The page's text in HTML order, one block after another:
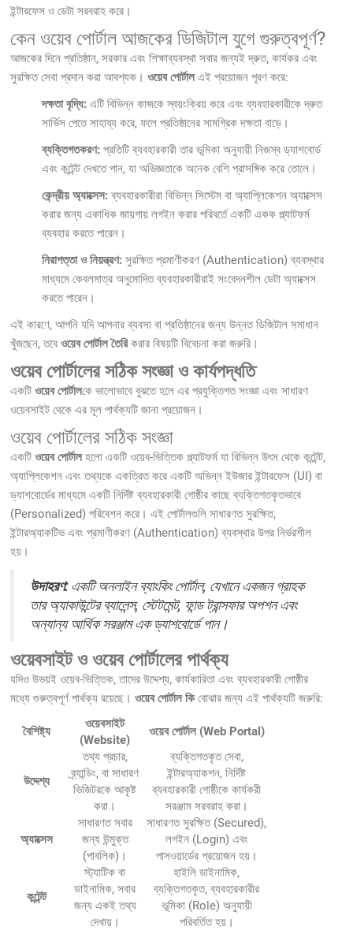
ইন্টারফেস ও ডেটা সরবরাহ করে।
কেন ওয়েব পোর্টাল আজকের ডিজিটাল যুগে গুরুত্বপূর্ণ?
আজকের দিনে প্রতিষ্ঠান, সরকার এবং শিক্ষাব্যবস্থা সবার জন্যই দ্রুত, কার্যকর এবং
সুরক্ষিত সেবা প্রদান করা আবশ্যক।ওয়েব পোর্টালএই প্রয়োজন পূরণ করে:
দক্ষতা বৃদ্ধি: এটি বিভিন্ন কাজকে স্বয়ংক্রিয় করে এবং ব্যবহারকারীকে দ্রুত
সার্ভিস পেতে সাহায্য করে, ফলে প্রতিষ্ঠানের সামগ্রিক দক্ষতা বাড়ে।
ব্যক্তিগতকরণ: প্রতিটি ব্যবহারকারী তার ভূমিকা অনুযায়ী নিজস্ব ড্যাশবোর্ড
এবং কন্টেন্ট দেখতে পান, যা অভিজ্ঞতাকে অনেক বেশি প্রাসঙ্গিক করে তোলে।
কেন্দ্রীয় অ্যাক্সেস: ব্যবহারকারীরা বিভিন্ন সিস্টেম বা অ্যাপ্লিকেশন অ্যাক্সেস
করার জন্য একাধিক জায়গায় লগইন করার পরিবর্তে একটি একক প্ল্যাটফর্ম
ব্যবহার করতে পারেন।
নিরাপত্তা ও নিয়ন্ত্রণ: সুরক্ষিত প্রমাণীকরণ (Authentication) ব্যবস্থার
মাধ্যমে কেবলমাত্র অনুমোদিত ব্যবহারকারীরাই সংবেদনশীল ডেটা অ্যাক্সেস
করতে পারেন।
এই কারণে, আপনি যদি আপনার ব্যবসা বা প্রতিষ্ঠানের জন্য উন্নত ডিজিটাল সমাধান
খুঁজছেন, তবেওয়েব পোর্টাল তৈরিকরার বিষয়টি বিবেচনা করা জরুরি।
ওয়েব পোর্টালের সঠিক সংজ্ঞা ও কার্যপদ্ধতি
একটিওয়েব পোর্টালকে ভালোভাবে বুঝতে হলে এর প্রযুক্তিগত সংজ্ঞা এবং সাধারণ
ওয়েবসাইট থেকে এর মূল পার্থক্যটি জানা প্রয়োজন।
ওয়েব পোর্টালের সঠিক সংজ্ঞা
একটিওয়েব পোর্টালহলো একটি ওয়েব-ভিত্তিক প্ল্যাটফর্ম যা বিভিন্ন উৎস থেকে কন্টেন্ট,
অ্যাপ্লিকেশন এবং তথ্যকে একত্রিত করে একটি অভিন্ন ইউজার ইন্টারফেস (UI) বা
ড্যাশবোর্ডের মাধ্যমে একটি নির্দিষ্ট ব্যবহারকারী গোষ্ঠীর কাছে ব্যক্তিগতকৃতভাবে
(Personalized) পরিবেশন করে। এই পোর্টালগুলি সাধারণত সুরক্ষিত,
ইন্টারঅ্যাকটিভ এবং প্রমাণীকরণ (Authentication) ব্যবস্থার উপর নির্ভরশীল
হয়।
উদাহরণ:একটি অনলাইন ব্যাংকিং পোর্টাল, যেখানে একজন গ্রাহক
তার অ্যাকাউন্টের ব্যালেন্স, স্টেটমেন্ট, ফান্ড ট্রান্সফার অপশন এবং
অন্যান্য আর্থিক সরঞ্জাম এক ড্যাশবোর্ডে পান।
ওয়েবসাইট ও ওয়েব পোর্টালের পার্থক্য
যদিও উভয়ই ওয়েব-ভিত্তিক, তাদের উদ্দেশ্য, কার্যকারিতা এবং ব্যবহারকারী গোষ্ঠীর
মধ্যে গুরুত্বপূর্ণ পার্থক্য রয়েছে।ওয়েব পোর্টাল কি বোঝার জন্য এই পার্থক্যটি জরুরি:
বৈশিষ্ট্য
ওয়েবসাইট
(Website)
ওয়েব পোর্টাল (Web Portal)
উদ্দেশ্য
তথ্য প্রচার,
ব্র্যান্ডিং, বা সাধারণ
ভিজিটরকে আকৃষ্ট
করা।
ব্যক্তিগতকৃত সেবা,
ইন্টারঅ্যাকশন, নির্দিষ্ট
ব্যবহারকারী গোষ্ঠীকে কার্যকরী
সরঞ্জাম সরবরাহ করা।
অ্যাক্সেস
সাধারণত সবার
জন্য উন্মুক্ত
(পাবলিক)।
সাধারণত সুরক্ষিত (Secured),
লগইন (Login) এবং
পাসওয়ার্ডের প্রয়োজন হয়।
কন্টেন্ট
স্ট্যাটিক বা
ডাইনামিক, সবার
জন্য একই তথ্য
দেখায়।
হাইলি ডাইনামিক,
ব্যক্তিগতকৃত, ব্যবহারকারীর
ভূমিকা (Role) অনুযায়ী
পরিবর্তিত হয়।